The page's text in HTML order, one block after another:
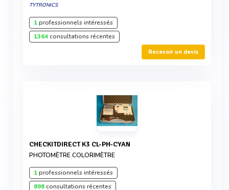
TYTRONICS
1professionnels intéressés
1364consultations récentes
Recevoir un devis
CHECKITDIRECT K3 CL-PH-CYAN
PHOTOMÈTRE COLORIMÈTRE
1professionnels intéressés
898consultations récentes